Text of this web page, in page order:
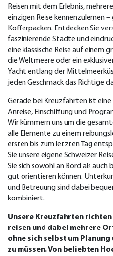
Reisen mit dem Erlebnis,
einzigen Reise kennenzulernen
Kofferpacken. Entdecken Sie
faszinierende Städte und
eine klassische Reise auf einem
die Weltmeere oder ein
Yacht entlang der
jeden Geschmack das Richtige
Gerade bei Kreuzfahrten ist
Anreise, Einschiffung und
Wir kümmern uns um die
alle Elemente zu einem
ersten bis zum letzten Tag
Sie unsere eigene Schweizer
Sie sich sowohl an Bord als
gut orientieren können.
und Betreuung sind dabei
kombiniert.
Unsere Kreuzfahrten
reisen und dabei mehrere
ohne sich selbst um
zu müssen. Von beliebten